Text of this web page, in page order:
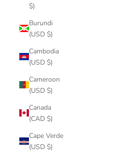
$)
Burundi
(USD $)
Cambodia
(USD $)
Cameroon
(USD $)
Canada
(CAD $)
Cape Verde
(USD $)